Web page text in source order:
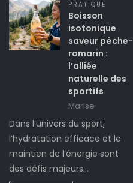
PRATIQUE
Boisson
isotonique
saveur pêche-
romarin :
l’alliée
naturelle des
sportifs
Marise
Dans l’univers du sport,
l’hydratation efficace et le
maintien de l’énergie sont
des défis majeurs…